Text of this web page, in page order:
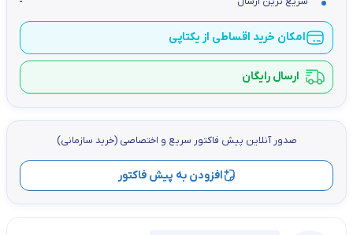
امکان خرید اقساطی از یکتاپی
ارسال رایگان
صدور آنلاین پيش فاكتور سریع و اختصاصي (خرید سازمانی)
افزودن به پیش فاکتور